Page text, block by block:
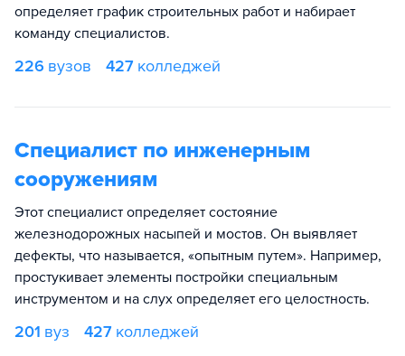
определяет график строительных работ и набирает
команду специалистов.
226 вузов 427 колледжей
Специалист по инженерным
сооружениям
Этот специалист определяет состояние
железнодорожных насыпей и мостов. Он выявляет
дефекты, что называется, «опытным путем». Например,
простукивает элементы постройки специальным
инструментом и на слух определяет его целостность.
201 вуз 427 колледжей